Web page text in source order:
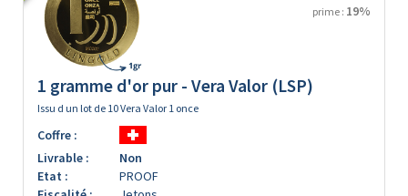
prime : 19%
1 gramme d'or pur - Vera Valor (LSP)
Issu d un lot de 10 Vera Valor 1 once
Coffre :
Livrable :
Non
Etat :
PROOF